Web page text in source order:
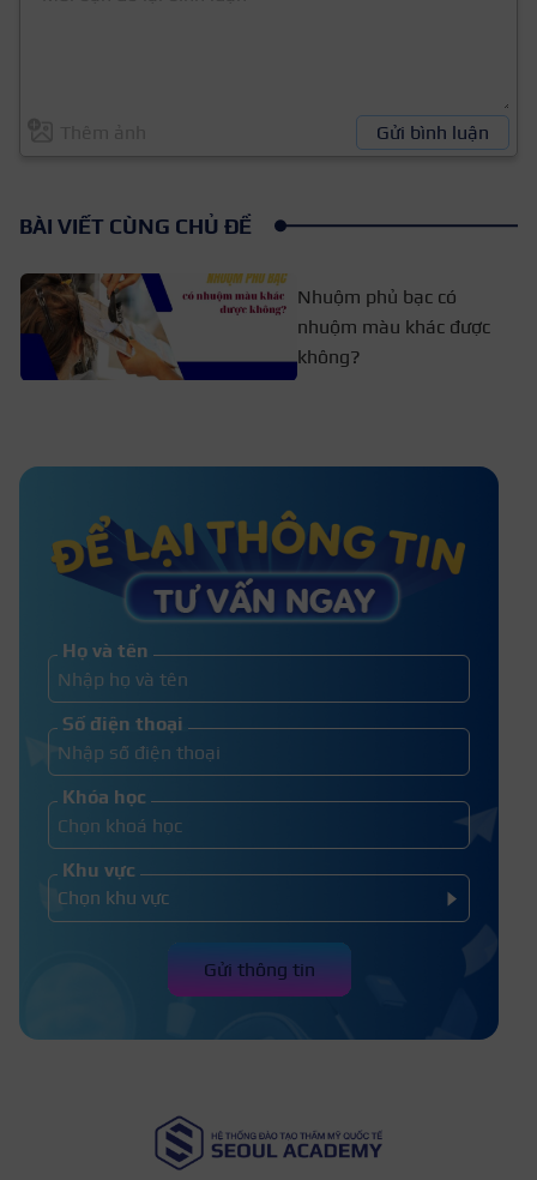
Gửi bình luận
BÀI VIẾT CÙNG CHỦ ĐỀ
Nhuộm phủ bạc có
nhuộm màu khác được
không?
Công thức nhuộm tóc màu nâu trà
sữa đúng chuẩn Hàn Quốc
Họ và tên
Số điện thoại
Khóa học
Khu vực
Gửi thông tin